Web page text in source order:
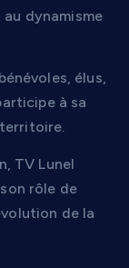
dynamisme
élus,
à sa
TV Lunel
rôle de
de la